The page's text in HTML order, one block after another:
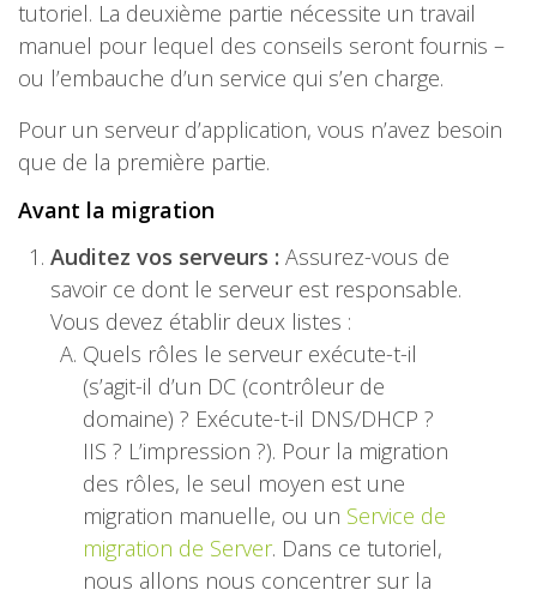
tutoriel. La deuxième partie nécessite un travail
manuel pour lequel des conseils seront fournis –
ou l’embauche d’un service qui s’en charge.
Pour un serveur d’application, vous n’avez besoin
que de la première partie.
Avant la migration
Auditez vos serveurs : Assurez-vous de
savoir ce dont le serveur est responsable.
Vous devez établir deux listes :
Quels rôles le serveur exécute-t-il
(s’agit-il d’un DC (contrôleur de
domaine) ? Exécute-t-il DNS/DHCP ?
IIS ? L’impression ?). Pour la migration
des rôles, le seul moyen est une
migration manuelle, ou un Service de
migration de Server. Dans ce tutoriel,
nous allons nous concentrer sur la